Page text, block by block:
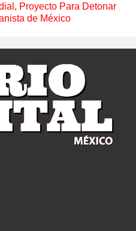
Proyecto Para Detonar
de México